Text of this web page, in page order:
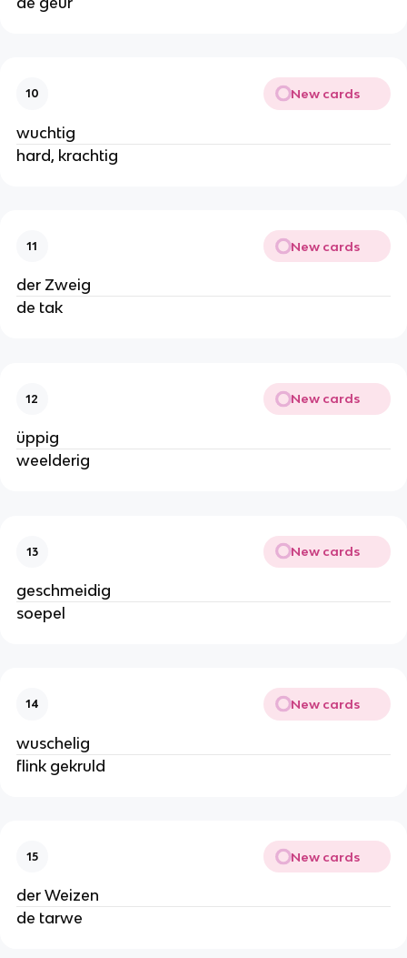
10 New cards
wuchtig
hard, krachtig
11 New cards
der Zweig
de tak
12 New cards
üppig
weelderig
13 New cards
geschmeidig
soepel
14 New cards
wuschelig
flink gekruld
15 New cards
der Weizen
de tarwe